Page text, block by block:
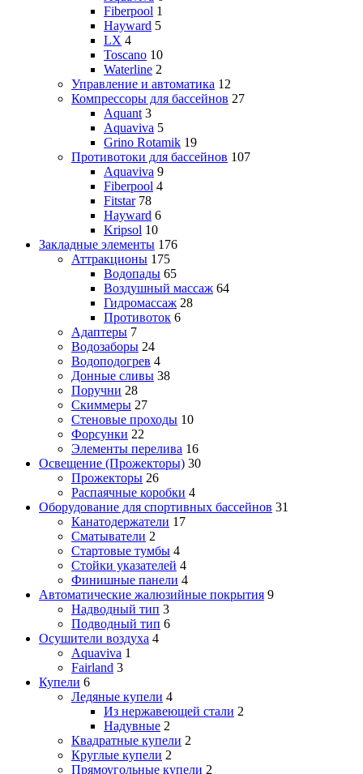
Fiberpool 1
Hayward 5
LX 4
Toscano 10
Waterline 2
Управление и автоматика 12
Компрессоры для бассейнов 27
Aquant 3
Aquaviva 5
Grino Rotamik 19
Противотоки для бассейнов 107
Aquaviva 9
Fiberpool 4
Fitstar 78
Hayward 6
Kripsol 10
Закладные элементы 176
Аттракционы 175
Водопады 65
Воздушный массаж 64
Гидромассаж 28
Противоток 6
Адаптеры 7
Водозаборы 24
Водоподогрев 4
Донные сливы 38
Поручни 28
Скиммеры 27
Стеновые проходы 10
Форсунки 22
Элементы перелива 16
Освещение (Прожекторы) 30
Прожекторы 26
Распаячные коробки 4
Оборудование для спортивных бассейнов 31
Канатодержатели 17
Сматыватели 2
Стартовые тумбы 4
Стойки указателей 4
Финишные панели 4
Автоматические жалюзийные покрытия 9
Надводный тип 3
Подводный тип 6
Осушители воздуха 4
Aquaviva 1
Fairland 3
Купели 6
Ледяные купели 4
Из нержавеющей стали 2
Надувные 2
Квадратные купели 2
Круглые купели 2
Прямоугольные купели 2